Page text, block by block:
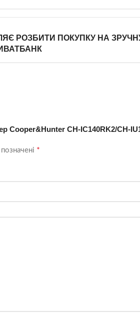
РОЗБИТИ ПОКУПКУ НА
Cooper&Hunter CH-IC140RK2/CH-
*